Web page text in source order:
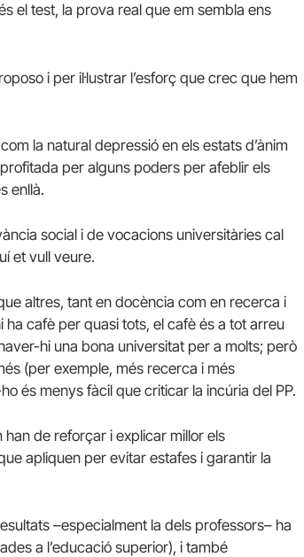
el test, la prova real que em sembla ens
i per il·lustrar l’esforç que crec que hem
la natural depressió en els estats d’ànim
per alguns poders per afeblir els
enllà.
social i de vocacions universitàries cal
et vull veure.
altres, tant en docència com en recerca i
cafè per quasi tots, el cafè és a tot arreu
hi una bona universitat per a molts; però
(per exemple, més recerca i més
és menys fàcil que criticar la incúria del PP.
de reforçar i explicar millor els
apliquen per evitar estafes i garantir la
–especialment la dels professors– ha
a l’educació superior), i també